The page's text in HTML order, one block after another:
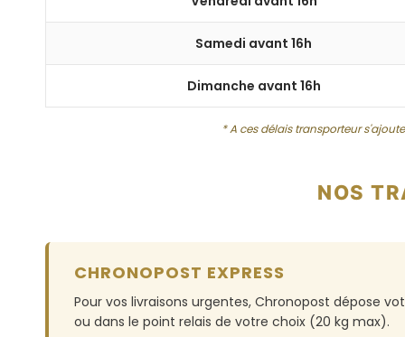
Samedi avant 16h
Dimanche avant 16h
* A ces délais transporteur
NOS
CHRONOPOST EXPRESS
Pour vos livraisons urgentes, Chronopost dépose
ou dans le point relais de votre choix (20 kg max).